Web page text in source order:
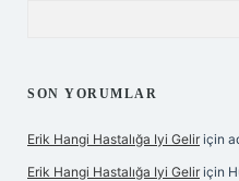
SON YORUMLAR
Erik Hangi Hastalığa Iyi Gelir için
Erik Hangi Hastalığa Iyi Gelir için